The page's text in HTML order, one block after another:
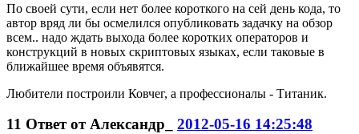
По своей сути, если нет более короткого на сей день кода, то
автор вряд ли бы осмелился опубликовать задачку на обзор
всем.. надо ждать выхода более коротких операторов и
конструкций в новых скриптовых языках, если таковые в
ближайшее время объявятся.
Любители построили Ковчег, а профессионалы - Титаник.
11 Ответ отАлександр_ 2012-05-16 14:25:48